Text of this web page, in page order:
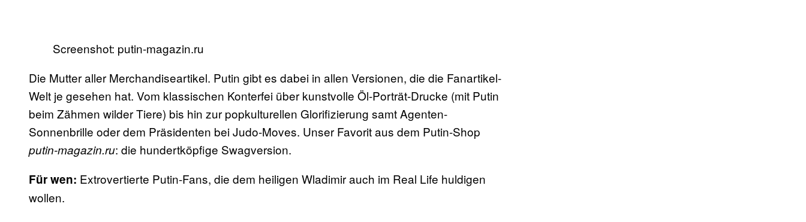
Screenshot: putin-magazin.ru
Die Mutter aller Merchandiseartikel. Putin gibt es dabei in allen Versionen, die die Fanartikel-
Welt je gesehen hat. Vom klassischen Konterfei über kunstvolle Öl-Porträt-Drucke (mit Putin
beim Zähmen wilder Tiere) bis hin zur popkulturellen Glorifizierung samt Agenten-
Sonnenbrille oder dem Präsidenten bei Judo-Moves. Unser Favorit aus dem Putin-Shop
putin-magazin.ru: die hundertköpfige Swagversion.
Für wen: Extrovertierte Putin-Fans, die dem heiligen Wladimir auch im Real Life huldigen
wollen.